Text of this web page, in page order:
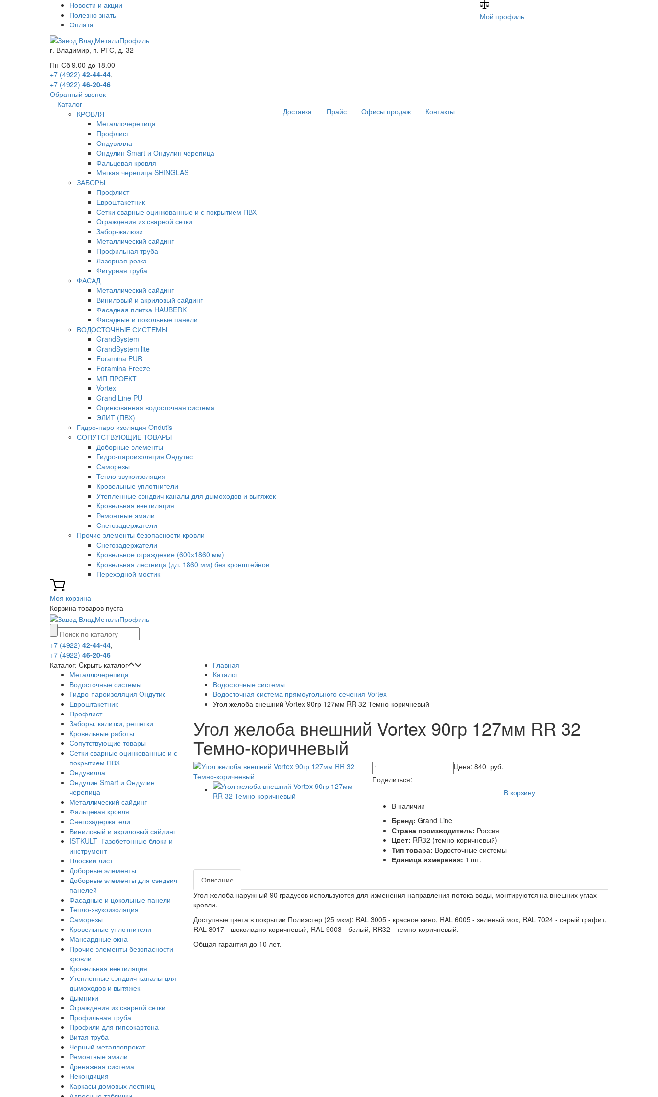
Новости и акции
Полезно знать
Оплата
Мой профиль
г. Владимир, п. РТС, д. 32
Пн-Сб 9.00 до 18.00
+7 (4922) 42-44-44,
+7 (4922) 46-20-46
Обратный звонок
Каталог
КРОВЛЯ
Металлочерепица
Профлист
Ондувилла
Ондулин Smart и Ондулин черепица
Фальцевая кровля
Мягкая черепица SHINGLAS
ЗАБОРЫ
Профлист
Евроштакетник
Сетки сварные оцинкованные и с покрытием ПВХ
Ограждения из сварной сетки
Забор-жалюзи
Металлический сайдинг
Профильная труба
Лазерная резка
Фигурная труба
ФАСАД
Металлический сайдинг
Виниловый и акриловый сайдинг
Фасадная плитка HAUBERK
Фасадные и цокольные панели
ВОДОСТОЧНЫЕ СИСТЕМЫ
GrandSystem
GrandSystem lite
Foramina PUR
Foramina Freeze
МП ПРОЕКТ
Vortex
Grand Line PU
Оцинкованная водосточная система
ЭЛИТ (ПВХ)
Гидро-паро изоляция Ondutis
СОПУТСТВУЮЩИЕ ТОВАРЫ
Доборные элементы
Гидро-пароизоляция Ондутис
Саморезы
Тепло-звукоизоляция
Кровельные уплотнители
Утепленные сэндвич-каналы для дымоходов и вытяжек
Кровельная вентиляция
Ремонтные эмали
Снегозадержатели
Прочие элементы безопасности кровли
Снегозадержатели
Кровельное ограждение (600х1860 мм)
Кровельная лестница (дл. 1860 мм) без кронштейнов
Переходной мостик
Доставка Прайс Офисы продаж Контакты
Моя корзина
Корзина товаров пуста
+7 (4922) 42-44-44,
+7 (4922) 46-20-46
Каталог: Cкрыть каталог
Металлочерепица
Водосточные системы
Гидро-пароизоляция Ондутис
Евроштакетник
Профлист
Заборы, калитки, решетки
Кровельные работы
Сопутствующие товары
Сетки сварные оцинкованные и с
покрытием ПВХ
Ондувилла
Ондулин Smart и Ондулин
черепица
Металлический сайдинг
Фальцевая кровля
Снегозадержатели
Виниловый и акриловый сайдинг
ISTKULT- Газобетонные блоки и
инструмент
Плоский лист
Доборные элементы
Доборные элементы для сэндвич
панелей
Фасадные и цокольные панели
Тепло-звукоизоляция
Саморезы
Кровельные уплотнители
Мансардные окна
Прочие элементы безопасности
кровли
Кровельная вентиляция
Утепленные сэндвич-каналы для
дымоходов и вытяжек
Дымники
Ограждения из сварной сетки
Профильная труба
Профили для гипсокартона
Витая труба
Черный металлопрокат
Ремонтные эмали
Дренажная система
Некондиция
Каркасы домовых лестниц
Главная
Каталог
Водосточные системы
Водосточная система прямоугольного сечения Vortex
Угол желоба внешний Vortex 90гр 127мм RR 32 Темно-коричневый
Угол желоба внешний Vortex 90гр 127мм RR 32
Темно-коричневый
Цена:840 руб.
Поделиться:
В корзину
В наличии
Бренд:Grand Line
Страна производитель: Россия
Цвет: RR32 (темно-коричневый)
Тип товара: Водосточные системы
Единица измерения: 1 шт.
Описание
Угол желоба наружный 90 градусов используются для изменения направления потока воды, монтируются на внешних углах
кровли.
Доступные цвета в покрытии Полиэстер (25 мкм): RAL 3005 - красное вино, RAL 6005 - зеленый мох, RAL 7024 - серый графит,
RAL 8017 - шоколадно-коричневый, RAL 9003 - белый, RR32 - темно-коричневый.
Общая гарантия до 10 лет.